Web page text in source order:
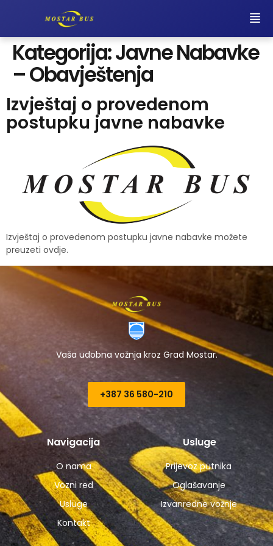
Kategorija:Javne Nabavke
– Obavještenja
Izvještaj o provedenom
postupku javne nabavke
Izvještaj o provedenom postupku javne nabavke možete
preuzeti ovdje.
Vaša udobna vožnja kroz Grad Mostar.
+387 36 580-210​
Navigacija
O nama
Vozni red
Usluge
Kontakt
Usluge
Prijevoz putnika
Oglašavanje
Izvanredne vožnje